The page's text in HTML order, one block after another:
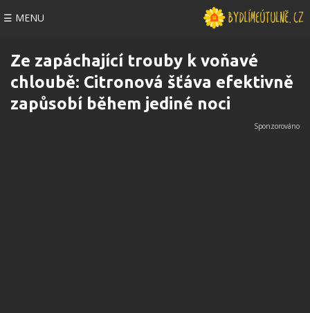
☰ MENU
Ze zapáchající trouby k voňavé
chloubě: Citronová šťáva efektivně
zapůsobí během jediné noci